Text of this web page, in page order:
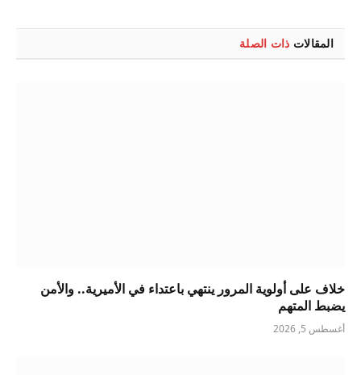
المقالات ذات الصلة
خلاف على أولوية المرور ينتهي باعتداء في الأميرية.. والأمن
يضبط المتهم
أغسطس 5, 2026